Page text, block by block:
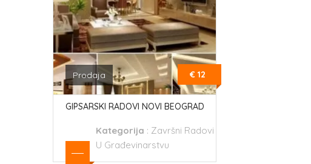
Prodaja € 12
GIPSARSKI RADOVI NOVI BEOGRAD
Kategorija : Završni Radovi
U Građevinarstvu